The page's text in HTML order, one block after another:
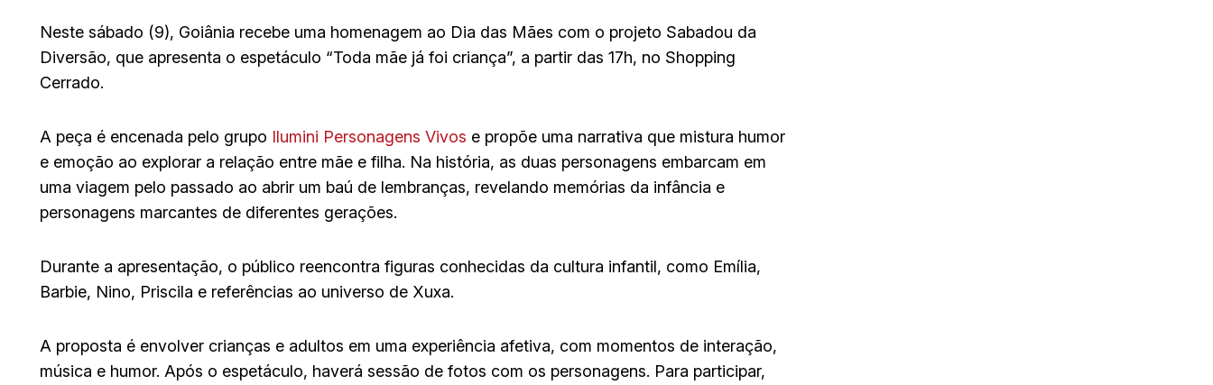
Neste sábado (9), Goiânia recebe uma homenagem ao Dia das Mães com o projeto Sabadou da
Diversão, que apresenta o espetáculo “Toda mãe já foi criança”, a partir das 17h, no Shopping
Cerrado.
A peça é encenada pelo grupo Ilumini Personagens Vivos e propõe uma narrativa que mistura humor
e emoção ao explorar a relação entre mãe e filha. Na história, as duas personagens embarcam em
uma viagem pelo passado ao abrir um baú de lembranças, revelando memórias da infância e
personagens marcantes de diferentes gerações.
Durante a apresentação, o público reencontra figuras conhecidas da cultura infantil, como Emília,
Barbie, Nino, Priscila e referências ao universo de Xuxa.
A proposta é envolver crianças e adultos em uma experiência afetiva, com momentos de interação,
música e humor. Após o espetáculo, haverá sessão de fotos com os personagens. Para participar,